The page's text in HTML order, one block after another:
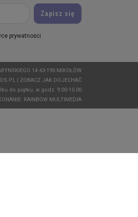
prywatności
14 43-190 MIKOŁÓW
ZOBACZ JAK DOJECHAĆ
do piątku, w godz. 9:00-15:00
RAINBOW MULTIMEDIA